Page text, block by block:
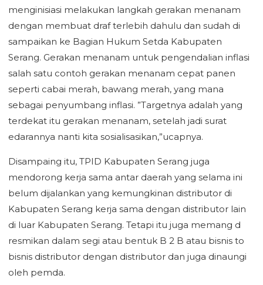
menginisiasi melakukan langkah gerakan menanam
dengan membuat draf terlebih dahulu dan sudah di
sampaikan ke Bagian Hukum Setda Kabupaten
Serang. Gerakan menanam untuk pengendalian inflasi
salah satu contoh gerakan menanam cepat panen
seperti cabai merah, bawang merah, yang mana
sebagai penyumbang inflasi. ”Targetnya adalah yang
terdekat itu gerakan menanam, setelah jadi surat
edarannya nanti kita sosialisasikan,”ucapnya.
Disampaing itu, TPID Kabupaten Serang juga
mendorong kerja sama antar daerah yang selama ini
belum dijalankan yang kemungkinan distributor di
Kabupaten Serang kerja sama dengan distributor lain
di luar Kabupaten Serang. Tetapi itu juga memang d
resmikan dalam segi atau bentuk B 2 B atau bisnis to
bisnis distributor dengan distributor dan juga dinaungi
oleh pemda.